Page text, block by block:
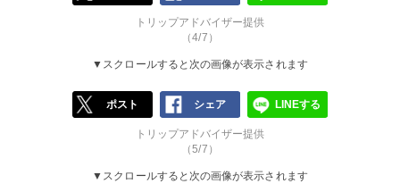
トリップアドバイザー提供
（4/7）
▼スクロールすると次の画像が表示されます
ポスト シェア LINEする
トリップアドバイザー提供
（5/7）
▼スクロールすると次の画像が表示されます